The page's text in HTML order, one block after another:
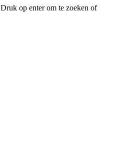
Druk op enter om te zoeken of